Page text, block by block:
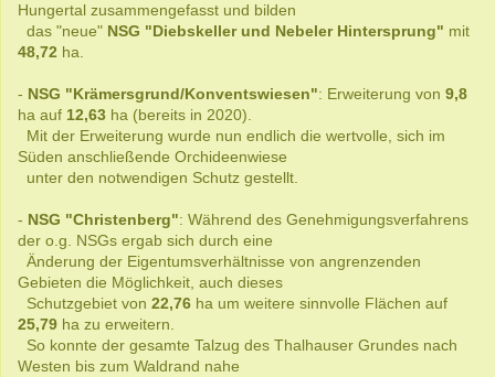
Hungertal zusammengefasst und bilden
das "neue" NSG "Diebskeller und Nebeler Hintersprung" mit
48,72 ha.
- NSG "Krämersgrund/Konventswiesen": Erweiterung von 9,8
ha auf 12,63 ha (bereits in 2020).
Mit der Erweiterung wurde nun endlich die wertvolle, sich im
Süden anschließende Orchideenwiese
unter den notwendigen Schutz gestellt.
- NSG "Christenberg": Während des Genehmigungsverfahrens
der o.g. NSGs ergab sich durch eine
Änderung der Eigentumsverhältnisse von angrenzenden
Gebieten die Möglichkeit, auch dieses
Schutzgebiet von 22,76 ha um weitere sinnvolle Flächen auf
25,79 ha zu erweitern.
So konnte der gesamte Talzug des Thalhauser Grundes nach
Westen bis zum Waldrand nahe